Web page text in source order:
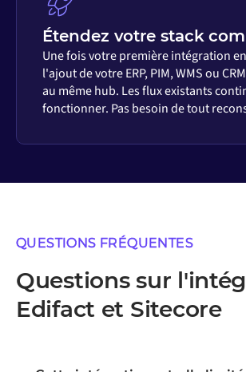
Étendez votre stack
Une fois votre première intégration
l'ajout de votre ERP, PIM, WMS ou
au même hub. Les flux existants
fonctionner. Pas besoin de tout
QUESTIONS FRÉQUENTES
Questions sur
Edifact et Sitecore